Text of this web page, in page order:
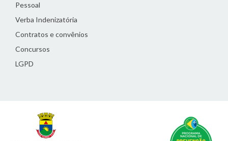
Pessoal
Verba Indenizatória
Contratos e convênios
Concursos
LGPD